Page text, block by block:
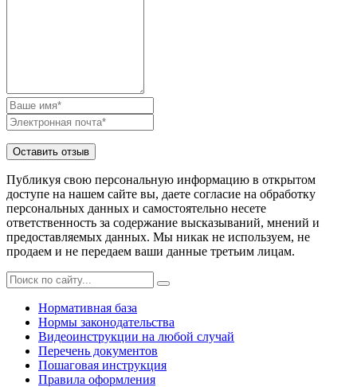
Публикуя свою персональную информацию в открытом
доступе на нашем сайте вы, даете согласие на обработку
персональных данных и самостоятельно несете
ответственность за содержание высказываний, мнений и
предоставляемых данных. Мы никак не используем, не
продаем и не передаем ваши данные третьим лицам.
Нормативная база
Нормы законодательства
Видеоинструкции на любой случай
Перечень документов
Пошаговая инструкция
Правила оформления